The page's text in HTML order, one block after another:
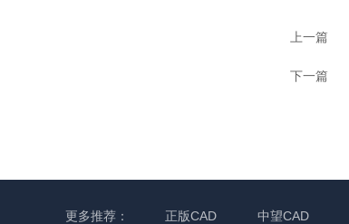
上一篇
下一篇
更多推荐： 正版CAD 中望CAD